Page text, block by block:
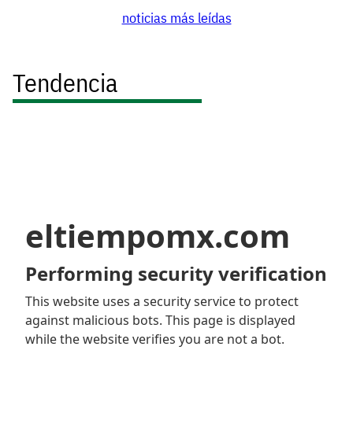
noticias más leídas
Tendencia